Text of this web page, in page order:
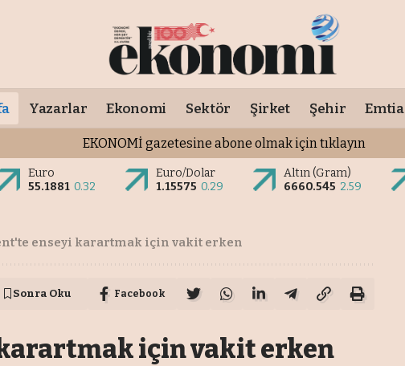
Yazarlar Ekonomi Sektör Şirket Şehir Emtia
EKONOMİ gazetesine abone olmak için tıklayın
Euro
55.1881 0.32
Euro/Dolar
1.15575 0.29
Altın (Gram)
6660.545 2.59
enseyi karartmak için vakit erken
Sonra Oku Facebook
için vakit erken